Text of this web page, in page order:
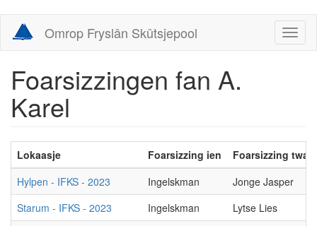
main
Omrop Fryslân Skûtsjepool
Foarsizzingen fan A.
Karel
Lokaasje Foarsizzing ien
Foarsizzing twa
Hylpen - IFKS - 2023
Ingelskman
Jonge Jasper
Starum - IFKS - 2023
Ingelskman
Lytse Lies